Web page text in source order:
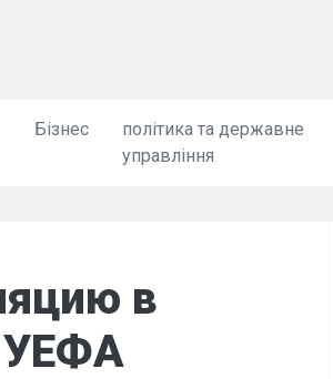
Бізнес
політика та державне
управління
в
УЕФА